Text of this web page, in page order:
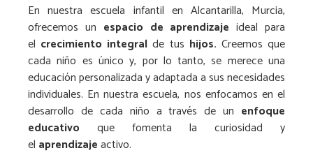
En nuestra escuela infantil en Alcantarilla, Murcia,
ofrecemos un espacio de aprendizaje ideal para
el crecimiento integral de tus hijos. Creemos que
cada niño es único y, por lo tanto, se merece una
educación personalizada y adaptada a sus necesidades
individuales. En nuestra escuela, nos enfocamos en el
desarrollo de cada niño a través de un enfoque
educativo que fomenta la curiosidad y
el aprendizajeactivo.